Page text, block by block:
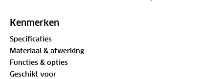
Kenmerken
Specificaties
Materiaal & afwerking
Functies & opties
Geschikt voor